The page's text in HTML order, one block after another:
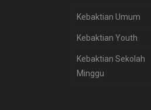
Kebaktian Umum
Kebaktian Youth
Kebaktian Sekolah
Minggu